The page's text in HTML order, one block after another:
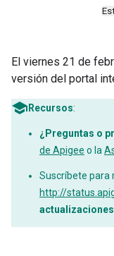
El viernes 21 de
versión del portal
Recursos:
¿Preguntas o
de Apigee o la
Suscríbete para
http://
actualizaciones